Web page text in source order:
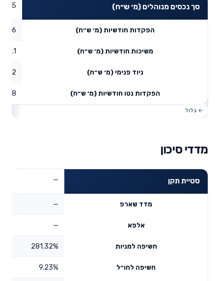
סך נכסים מנוהלים (מ׳ ש״ח)
הפקדות חודשיות (מ׳ ש״ח) 6.16
משיכות חודשיות (מ׳ ש״ח) 0.1
ניוד פנימי (מ׳ ש״ח)
הפקדות נטו חודשיות (מ׳ ש״ח)
מדדי סיכון
סטיית תקן —
מדד שארפ —
אלפא —
חשיפה למניות 281.32%
חשיפה לחו״ל 9.23%